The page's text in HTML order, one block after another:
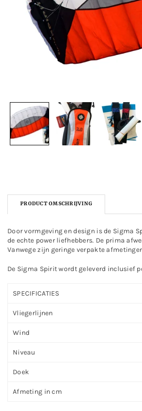
PRODUCT OMSCHRIJVING
Door vormgeving en design is de Sigma
de echte power liefhebbers. De prima
Vanwege zijn geringe verpakte
De Sigma Spirit wordt geleverd inclusief
SPECIFICATIES
Vliegerlijnen
Wind
Niveau
Doek
Afmeting in cm